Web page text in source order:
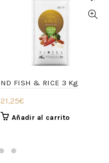
ND FISH & RICE 3 Kg
21,25€
Añadir al carrito